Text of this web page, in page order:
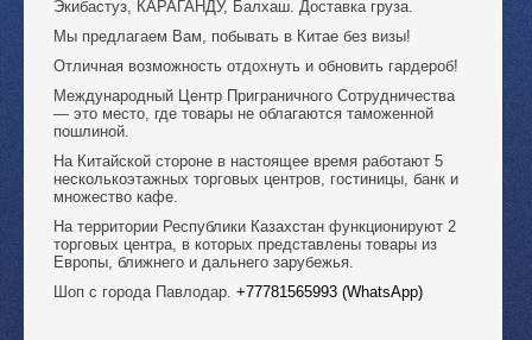
Экибастуз, КАРАГАНДУ, Балхаш. Доставка груза.
Мы предлагаем Вам, побывать в Китае без визы!
Отличная возможность отдохнуть и обновить гардероб!
Международный Центр Приграничного Сотрудничества
— это место, где товары не облагаются таможенной
пошлиной.
На Китайской стороне в настоящее время работают 5
несколькоэтажных торговых центров, гостиницы, банк и
множество кафе.
На территории Республики Казахстан функционируют 2
торговых центра, в которых представлены товары из
Европы, ближнего и дальнего зарубежья.
Шоп с города Павлодар. +77781565993 (WhatsApp)